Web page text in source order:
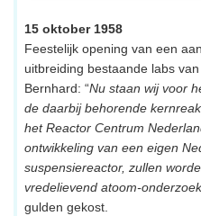
15 oktober 1958
Feestelijk opening van een
uitbreiding bestaande labs
Bernhard: “Nu staan wij voor
de daarbij behorende
het Reactor Centrum
ontwikkeling van een eigen
suspensiereactor, zullen
vredelievend atoom-onderzoek
gulden gekost.